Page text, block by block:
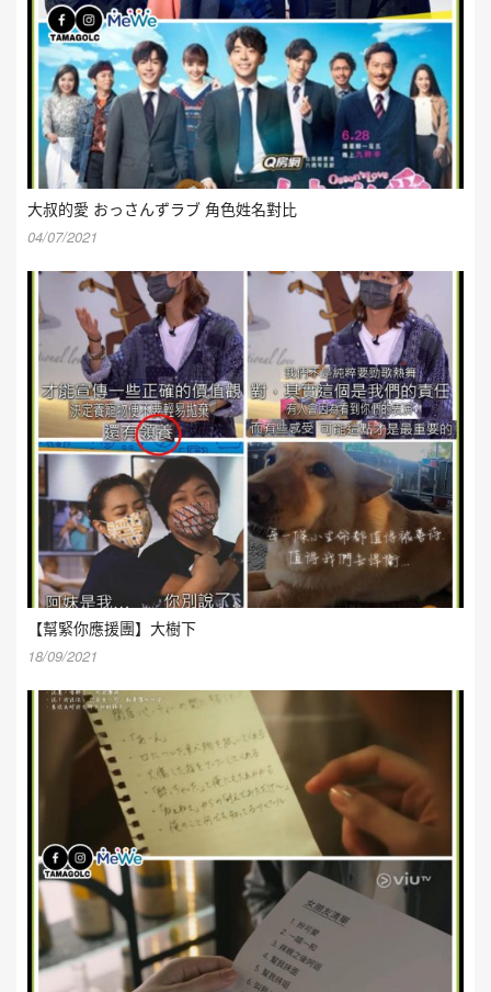
大叔的愛 おっさんずラブ 角色姓名對比
04/07/2021
【幫緊你應援團】大樹下
18/09/2021